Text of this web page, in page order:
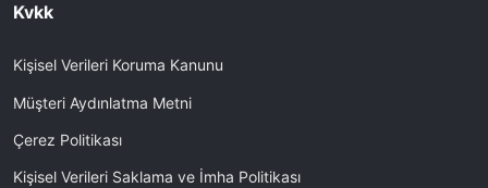
Kvkk
Kişisel Verileri Koruma Kanunu
Müşteri Aydınlatma Metni
Çerez Politikası
Kişisel Verileri Saklama ve İmha Politikası